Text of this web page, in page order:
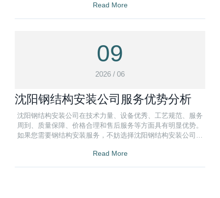
Read More
09
2026 / 06
沈阳钢结构安装公司服务优势分析
沈阳钢结构安装公司在技术力量、设备优秀、工艺规范、服务
周到、质量保障、价格合理和售后服务等方面具有明显优势。
如果您需要钢结构安装服务，不妨选择沈阳钢结构安装公司，
Read More